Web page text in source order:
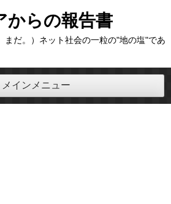
からの報告書
まだ。）ネット社会の一粒の"地の塩"であ
メインメニュー